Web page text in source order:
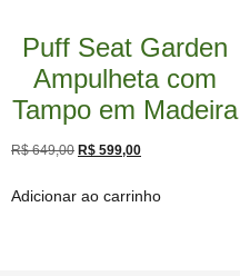
Puff Seat Garden
Ampulheta com
Tampo em Madeira
R$649,00 R$ 599,00
Adicionar ao carrinho